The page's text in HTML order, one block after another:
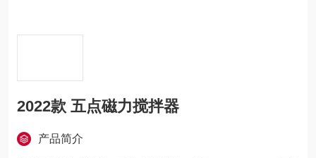
2022款 五点磁力搅拌器
产品简介